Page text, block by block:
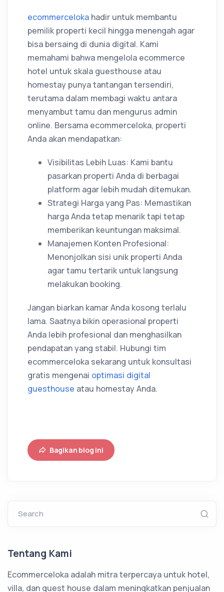
ecommerceloka hadir untuk membantu
pemilik properti kecil hingga menengah agar
bisa bersaing di dunia digital. Kami
memahami bahwa mengelola ecommerce
hotel untuk skala guesthouse atau
homestay punya tantangan tersendiri,
terutama dalam membagi waktu antara
menyambut tamu dan mengurus admin
online. Bersama ecommerceloka, properti
Anda akan mendapatkan:
Visibilitas Lebih Luas: Kami bantu
pasarkan properti Anda di berbagai
platform agar lebih mudah ditemukan.
Strategi Harga yang Pas: Memastikan
harga Anda tetap menarik tapi tetap
memberikan keuntungan maksimal.
Manajemen Konten Profesional:
Menonjolkan sisi unik properti Anda
agar tamu tertarik untuk langsung
melakukan booking.
Jangan biarkan kamar Anda kosong terlalu
lama. Saatnya bikin operasional properti
Anda lebih profesional dan menghasilkan
pendapatan yang stabil. Hubungi tim
ecommerceloka sekarang untuk konsultasi
gratis mengenai optimasi digital
guesthouse atau homestay Anda.
Bagikan blog ini
Search
Tentang Kami
Ecommerceloka adalah mitra terpercaya untuk hotel,
villa, dan guest house dalam meningkatkan penjualan